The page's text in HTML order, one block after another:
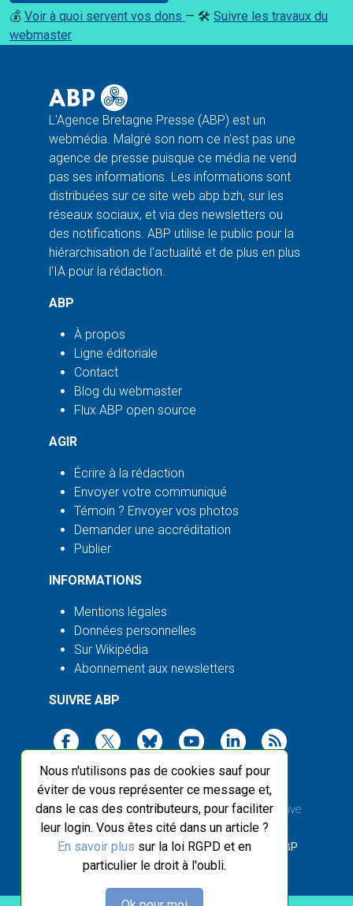
Nous n'utilisons pas de cookies sauf pour
éviter de vous représenter ce message et,
dans le cas des contributeurs, pour faciliter
leur login. Vous êtes cité dans un article ?
En savoir plus sur la loi RGPD et en
particulier le droit à l'oubli.
💰 Voir à quoi servent vos dons — 🛠️ Suivre les travaux du
webmaster
L'Agence Bretagne Presse (ABP) est un
webmédia. Malgré son nom ce n'est pas une
agence de presse puisque ce média ne vend
pas ses informations. Les informations sont
distribuées sur ce site web abp.bzh, sur les
réseaux sociaux, et via des newsletters ou
des notifications. ABP utilise le public pour la
hiérarchisation de l'actualité et de plus en plus
l'IA pour la rédaction.
ABP
À propos
Ligne éditoriale
Contact
Blog du webmaster
Flux ABP open source
AGIR
Écrire à la rédaction
Envoyer votre communiqué
Témoin ? Envoyer vos photos
Demander une accréditation
Publier
INFORMATIONS
Mentions légales
Données personnelles
Sur Wikipédia
Abonnement aux newsletters
SUIVRE ABP
2003-2026 ©Agence Bretagne Presse, sauf Creative
Commons
Front-end design :Breizhek Studio , Back-end : ABP